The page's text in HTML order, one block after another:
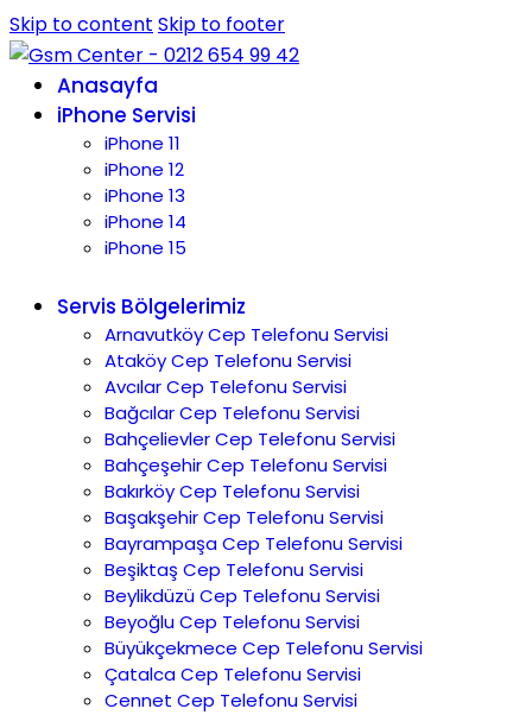
Skip to content Skip to footer
Anasayfa
iPhone Servisi
iPhone 11
iPhone 12
iPhone 13
iPhone 14
iPhone 15
Servis Bölgelerimiz
Arnavutköy Cep Telefonu Servisi
Ataköy Cep Telefonu Servisi
Avcılar Cep Telefonu Servisi
Bağcılar Cep Telefonu Servisi
Bahçelievler Cep Telefonu Servisi
Bahçeşehir Cep Telefonu Servisi
Bakırköy Cep Telefonu Servisi
Başakşehir Cep Telefonu Servisi
Bayrampaşa Cep Telefonu Servisi
Beşiktaş Cep Telefonu Servisi
Beylikdüzü Cep Telefonu Servisi
Beyoğlu Cep Telefonu Servisi
Büyükçekmece Cep Telefonu Servisi
Çatalca Cep Telefonu Servisi
Cennet Cep Telefonu Servisi